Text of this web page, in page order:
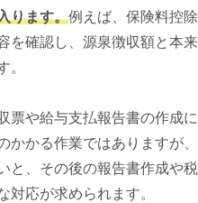
ります。例えば、保険料控除
を確認し、源泉徴収額と本来
。
票や給与支払報告書の作成に
かかる作業ではありますが、
と、その後の報告書作成や税
対応が求められます。